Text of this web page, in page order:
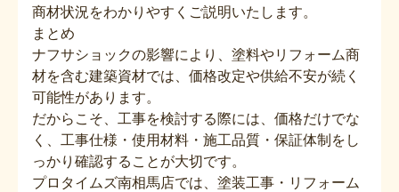
商材状況をわかりやすくご説明いたします。
まとめ
ナフサショックの影響により、塗料やリフォーム商
材を含む建築資材では、価格改定や供給不安が続く
可能性があります。
だからこそ、工事を検討する際には、価格だけでな
く、工事仕様・使用材料・施工品質・保証体制をし
っかり確認することが大切です。
プロタイムズ南相馬店では、塗装工事・リフォーム